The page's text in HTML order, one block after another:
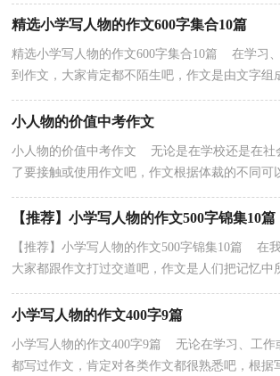
精选小学写人物的作文600字集合10篇
精选小学写人物的作文600字集合10篇 在学习
到作文，大家肯定都不陌生吧，作文是由文字组
虑，通过语言组织来表达一个主题意义的文体。
小人物的价值中考作文
小人物的价值中考作文 无论是在学校还是在社
了要接触或使用作文吧，作文根据体裁的不同可
【推荐】小学写人物的作文500字锦集10篇
【推荐】小学写人物的作文500字锦集10篇 在
大家都跟作文打过交道吧，作文是人们把记忆中
经验和思想用书面形式表达出来的记叙方式。写
小学写人物的作文400字9篇
小学写人物的作文400字9篇 无论在学习、工作
都写过作文，肯定对各类作文都很熟悉吧，根据